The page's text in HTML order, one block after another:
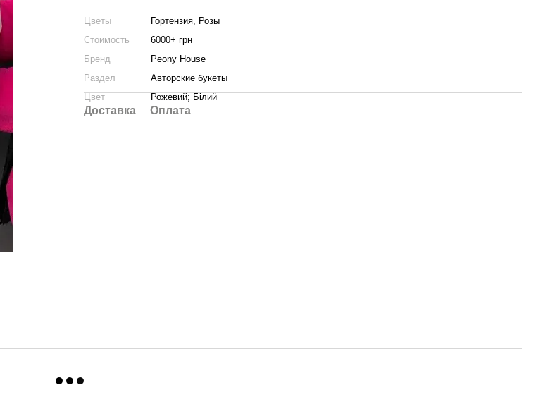
Цветы
Гортензия, Розы
Стоимость
6000+ грн
Бренд
Peony House
Раздел
Авторские букеты
Цвет
Рожевий; Білий
Доставка Оплата